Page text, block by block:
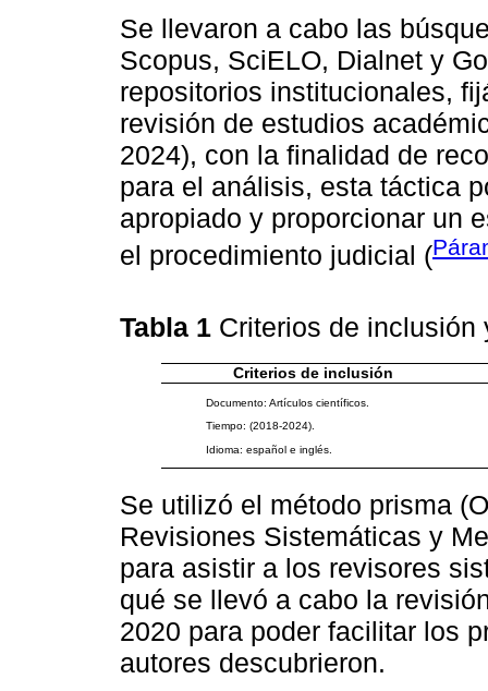
Se llevaron a cabo las
Scopus, SciELO, Dialnet y
repositorios institucionales,
revisión de estudios
2024), con la finalidad de
para el análisis, esta táctica
apropiado y proporcionar un
el procedimiento judicial (
Tabla 1 Criterios de
Criterios de inclusión
Documento: Artículos científicos.
Tiempo: (2018-2024).
Idioma: español e inglés.
Se utilizó el método prisma
Revisiones Sistemáticas y
para asistir a los revisores
qué se llevó a cabo la
2020 para poder facilitar los
autores descubrieron.